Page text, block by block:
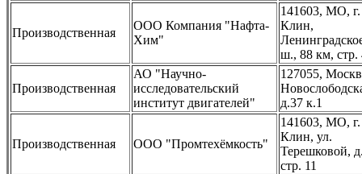
Производственная
ООО Компания "Нафта-
Хим"
141603, МО, г.
Клин,
ш., 88 км, стр.
Производственная
АО "Научно-
исследовательский
институт двигателей"
127055,
д.37 к.1
Производственная ООО "Промтехёмкость"
141603, МО, г.
Клин, ул.
Терешковой,
стр. 11